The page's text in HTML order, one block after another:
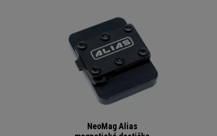
NeoMag Alias